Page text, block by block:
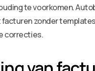
te voorkomen.
zonder
correcties.